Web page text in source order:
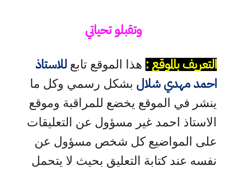
وتقبلو تحياتي
التعريف بالموقع : هذا الموقع تابع للاستاذ
احمد مهدي شلال بشكل رسمي وكل ما
ينشر في الموقع يخضع للمراقبة وموقع
الاستاذ احمد غير مسؤول عن التعليقات
على المواضيع كل شخص مسؤول عن
نفسه عند كتابة التعليق بحيث لا يتحمل